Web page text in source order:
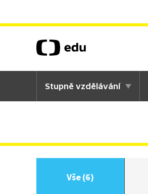
Stupně vzdělávání
Vše (6)